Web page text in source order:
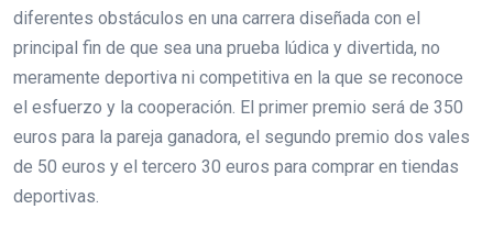
diferentes obstáculos en una carrera diseñada con el
principal fin de que sea una prueba lúdica y divertida, no
meramente deportiva ni competitiva en la que se reconoce
el esfuerzo y la cooperación. El primer premio será de 350
euros para la pareja ganadora, el segundo premio dos vales
de 50 euros y el tercero 30 euros para comprar en tiendas
deportivas.